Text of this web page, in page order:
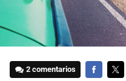
2 comentarios